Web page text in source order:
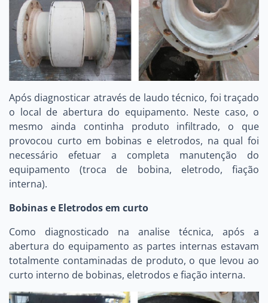
Após diagnosticar através de laudo técnico, foi traçado
o local de abertura do equipamento. Neste caso, o
mesmo ainda continha produto infiltrado, o que
provocou curto em bobinas e eletrodos, na qual foi
necessário efetuar a completa manutenção do
equipamento (troca de bobina, eletrodo, fiação
interna).
Bobinas e Eletrodos em curto
Como diagnosticado na analise técnica, após a
abertura do equipamento as partes internas estavam
totalmente contaminadas de produto, o que levou ao
curto interno de bobinas, eletrodos e fiação interna.